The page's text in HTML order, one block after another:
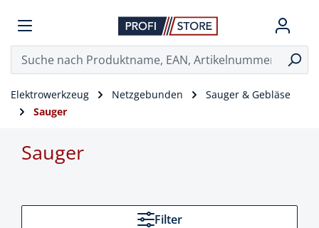
Elektrowerkzeug Netzgebunden
Sauger & Gebläse
Sauger
Sauger
Filter